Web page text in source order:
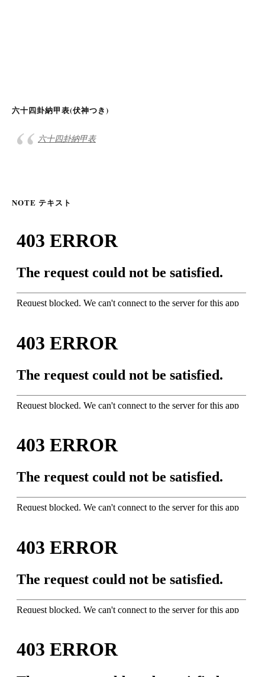
六十四卦納甲表(伏神つき)
六十四卦納甲表
NOTE テキスト